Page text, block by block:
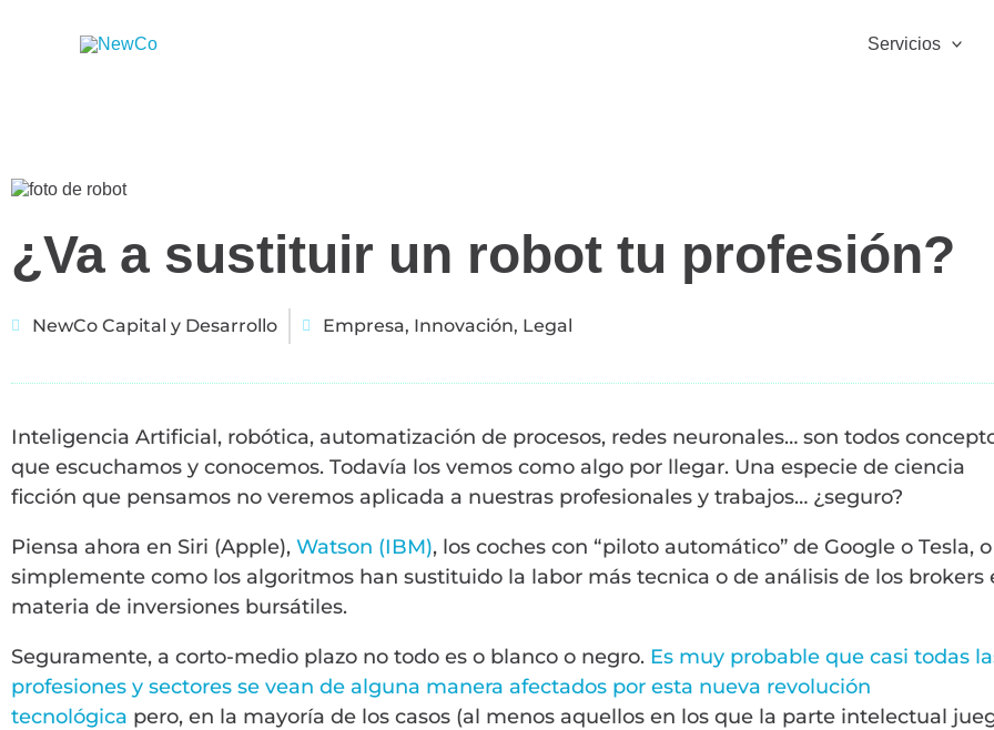
Servicios
¿Va a sustituir un robot tu profesión?
NewCo Capital y Desarrollo Empresa, Innovación, Legal
Inteligencia Artificial, robótica, automatización de procesos, redes neuronales… son todos
que escuchamos y conocemos. Todavía los vemos como algo por llegar. Una especie de ciencia
ficción que pensamos no veremos aplicada a nuestras profesionales y trabajos… ¿seguro?
Piensa ahora en Siri (Apple), Watson (IBM), los coches con “piloto automático” de Google o Tesla, o
simplemente como los algoritmos han sustituido la labor más tecnica o de análisis de los brokers
materia de inversiones bursátiles.
Seguramente, a corto-medio plazo no todo es o blanco o negro. Es muy probable que casi todas
profesiones y sectores se vean de alguna manera afectados por esta nueva revolución
tecnológica pero, en la mayoría de los casos (al menos aquellos en los que la parte intelectual